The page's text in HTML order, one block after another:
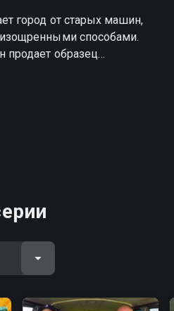
город от старых машин,
способами.
продает образец
года выпуска. Юрий
гнилого и битого
Смотрите
«Утилизатор»,
в хорошем HD